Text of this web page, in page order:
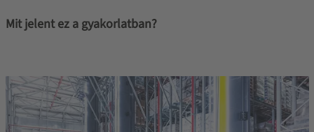
Mit jelent ez a gyakorlatban?